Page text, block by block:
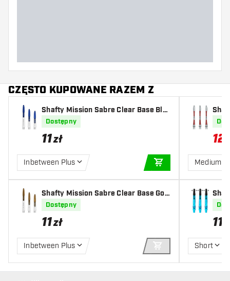
CZĘSTO KUPOWANE RAZEM Z
Shafty Mission Sabre Clear Base Blu
Dostępny
11zł
Inbetween Plus
DODAJ DO
Shafty Mission Sabre Clear Base Gol
Dostępny
11zł
Inbetween Plus
DODAJ DO
12
Medium
qua
11
Short